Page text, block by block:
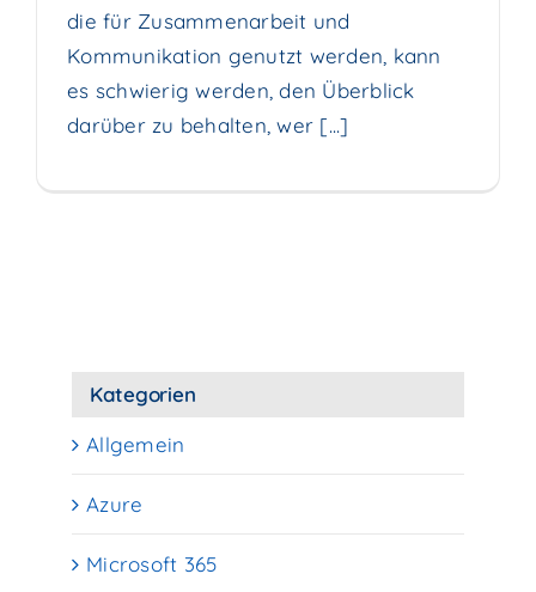
die für Zusammenarbeit und
Kommunikation genutzt werden, kann
es schwierig werden, den Überblick
darüber zu behalten, wer [...]
Kategorien
Allgemein
Azure
Microsoft 365